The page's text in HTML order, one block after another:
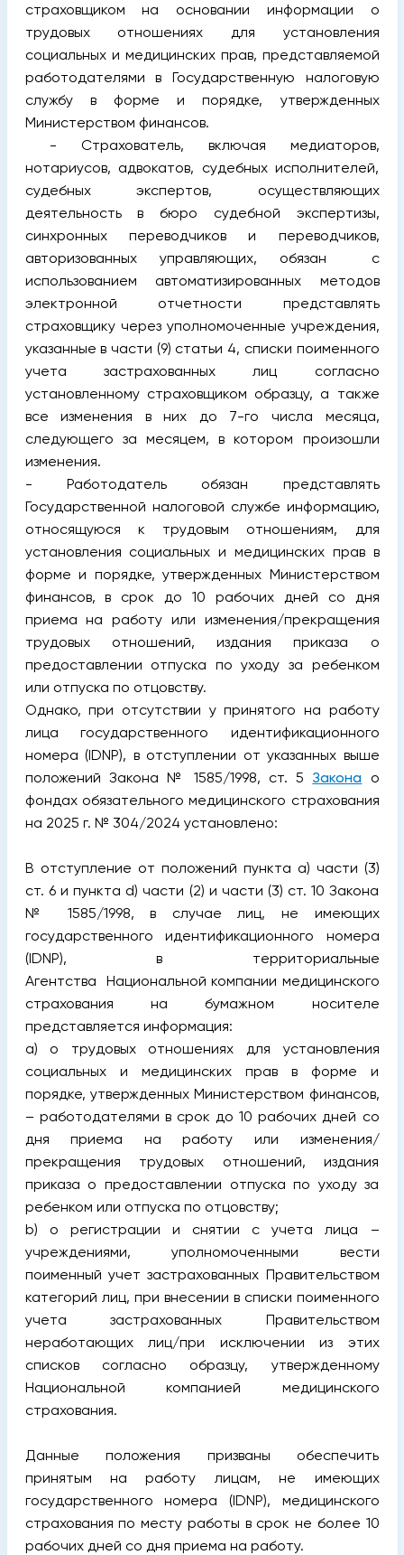
страховщиком на основании информации о
трудовых отношениях для установления
социальных и медицинских прав, представляемой
работодателями в Государственную налоговую
службу в форме и порядке, утвержденных
Министерством финансов.
- Страхователь, включая медиаторов,
нотариусов, адвокатов, судебных исполнителей,
судебных экспертов, осуществляющих
деятельность в бюро судебной экспертизы,
синхронных переводчиков и переводчиков,
авторизованных управляющих, обязан с
использованием автоматизированных методов
электронной отчетности представлять
страховщику через уполномоченные учреждения,
указанные в части (9) статьи 4, списки поименного
учета застрахованных лиц согласно
установленному страховщиком образцу, а также
все изменения в них до 7-го числа месяца,
следующего за месяцем, в котором произошли
изменения.
- Работодатель обязан представлять
Государственной налоговой службе информацию,
относящуюся к трудовым отношениям, для
установления социальных и медицинских прав в
форме и порядке, утвержденных Министерством
финансов, в срок до 10 рабочих дней со дня
приема на работу или изменения/прекращения
трудовых отношений, издания приказа о
предоставлении отпуска по уходу за ребенком
или отпуска по отцовству.
Однако, при отсутствии у принятого на работу
лица государственного идентификационного
номера (IDNP), в отступлении от указанных выше
положений Закона № 1585/1998, ст. 5 Закона о
фондах обязательного медицинского страхования
на 2025 г. № 304/2024 установлено:
В отступление от положений пункта а) части (3)
ст. 6 и пункта d) части (2) и части (3) ст. 10 Закона
№ 1585/1998, в случае лиц, не имеющих
государственного идентификационного номера
(IDNP), в территориальные
Aгентства Национальной компании медицинского
страхования на бумажном носителе
представляется информация:
a) о трудовых отношениях для установления
социальных и медицинских прав в форме и
порядке, утвержденных Министерством финансов,
– работодателями в срок до 10 рабочих дней со
дня приема на работу или изменения/
прекращения трудовых отношений, издания
приказа о предоставлении отпуска по уходу за
ребенком или отпуска по отцовству;
b) о регистрации и снятии с учета лица –
учреждениями, уполномоченными вести
поименный учет застрахованных Правительством
категорий лиц, при внесении в списки поименного
учета застрахованных Правительством
неработающих лиц/при исключении из этих
списков согласно образцу, утвержденному
Национальной компанией медицинского
страхования.
Данные положения призваны обеспечить
принятым на работу лицам, не имеющих
государственного номера (IDNP), медицинского
страхования по месту работы в срок не более 10
рабочих дней со дня приема на работу.